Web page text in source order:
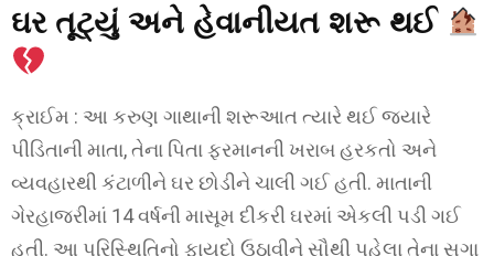
ઘર તૂટ્યું અને હેવાનીયત શરૂ થઈ
ક્રાઈમ : આ કરુણ ગાથાની શરૂઆત ત્યારે થઈ જ્યારે
પીડિતાની માતા, તેના પિતા ફરમાનની ખરાબ હરકતો અને
વ્યવહારથી કંટાળીને ઘર છોડીને ચાલી ગઈ હતી. માતાની
ગેરહાજરીમાં 14 વર્ષની માસૂમ દીકરી ઘરમાં એકલી પડી ગઈ
હતી. આ પરિસ્થિતિનો ફાયદો ઉઠાવીને સૌથી પહેલા તેના સગા